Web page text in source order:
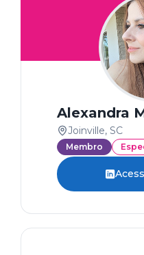
Joinville, SC
Membro